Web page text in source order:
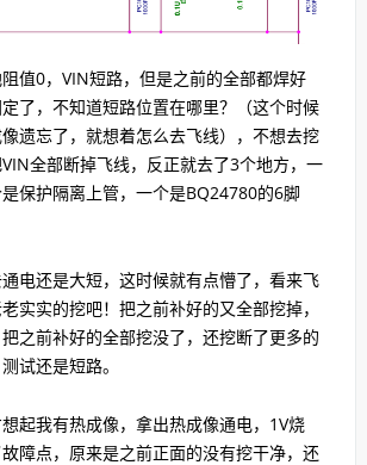
0，VIN短路，但是之前的全部都焊好
了，不知道短路位置在哪里？（这个时候
遗忘了，就想着怎么去飞线），不想去挖
全部断掉飞线，反正就去了3个地方，一
保护隔离上管，一个是BQ24780的6脚
还是大短，这时候就有点懵了，看来飞
实实的挖吧！把之前补好的又全部挖掉，
之前补好的全部挖没了，还挖断了更多的
试还是短路。
我有热成像，拿出热成像通电，1V烧
障点，原来是之前正面的没有挖干净，还